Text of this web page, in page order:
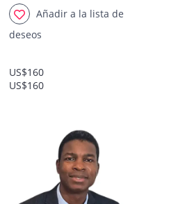
Añadir a la lista de
deseos
US$160
US$160